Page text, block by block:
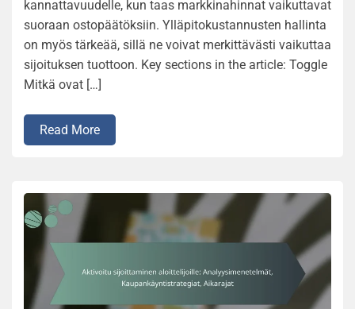
kannattavuudelle, kun taas markkinahinnat vaikuttavat
suoraan ostopäätöksiin. Ylläpitokustannusten hallinta
on myös tärkeää, sillä ne voivat merkittävästi vaikuttaa
sijoituksen tuottoon. Key sections in the article: Toggle
Mitkä ovat […]
Read More